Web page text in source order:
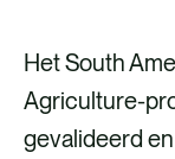
e
v
e
v
e
l
v
Het South
Agriculture-
gevalideerd